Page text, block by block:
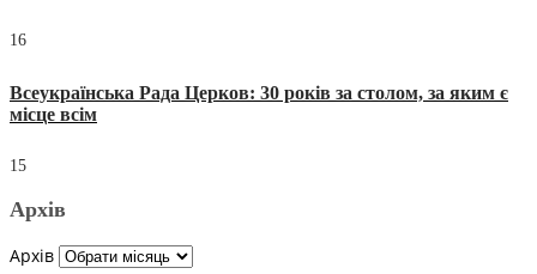
16
Всеукраїнська Рада Церков: 30 років за столом, за яким є
місце всім
15
Архів
Архів